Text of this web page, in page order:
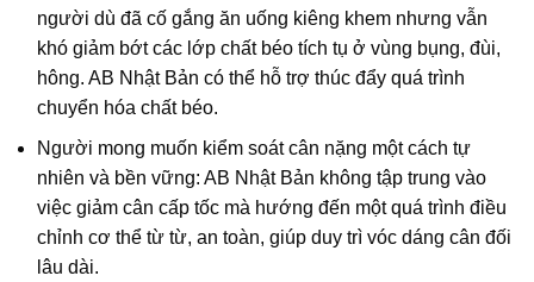
người dù đã cố gắng ăn uống kiêng khem nhưng vẫn
khó giảm bớt các lớp chất béo tích tụ ở vùng bụng, đùi,
hông. AB Nhật Bản có thể hỗ trợ thúc đẩy quá trình
chuyển hóa chất béo.
Người mong muốn kiểm soát cân nặng một cách tự
nhiên và bền vững: AB Nhật Bản không tập trung vào
việc giảm cân cấp tốc mà hướng đến một quá trình điều
chỉnh cơ thể từ từ, an toàn, giúp duy trì vóc dáng cân đối
lâu dài.